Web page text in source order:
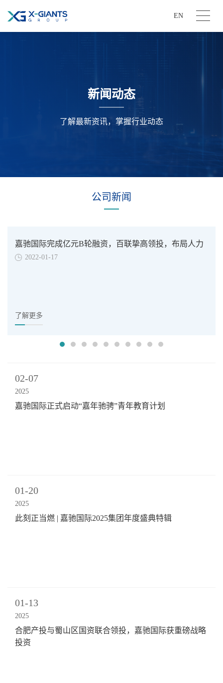
EN
新闻动态
了解最新资讯，掌握行业动态
公司新闻
嘉驰国际完成亿元B轮融资，百联挚高领投，布局人力
资源服务与SaaS赛道
2022-01-17
了解更多
02-07
2025
嘉驰国际正式启动“嘉年驰骋”青年教育计划
01-20
2025
此刻正当燃 | 嘉驰国际2025集团年度盛典特辑
01-13
2025
合肥产投与蜀山区国资联合领投，嘉驰国际获重磅战略
投资